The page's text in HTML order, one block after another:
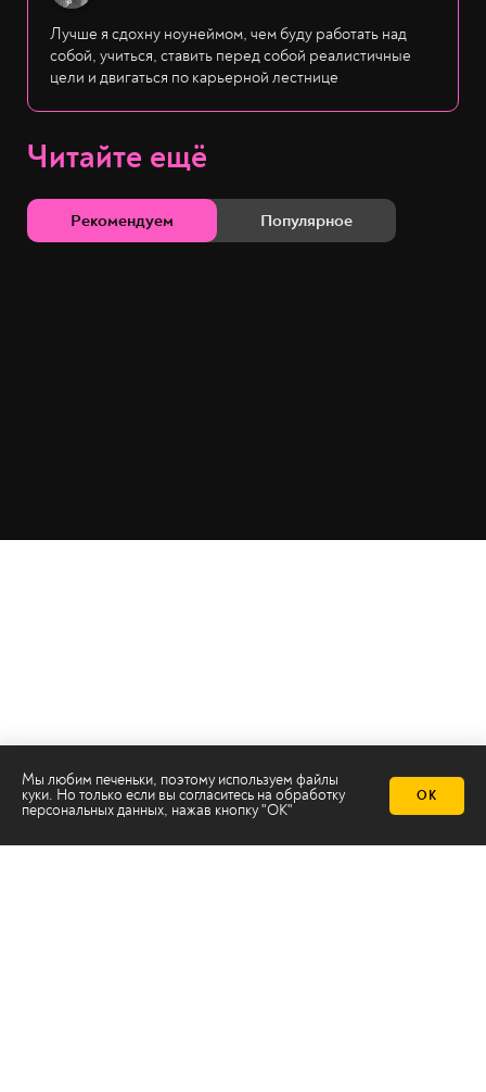
Лучше я сдохну ноунеймом, чем буду работать над
собой, учиться, ставить перед собой реалистичные
цели и двигаться по карьерной лестнице
Читайте ещё
Рекомендуем Популярное
Мы любим печеньки, поэтому используем файлы
куки. Но только если вы согласитесь на обработку
персональных данных, нажав кнопку "ОК"
ОК